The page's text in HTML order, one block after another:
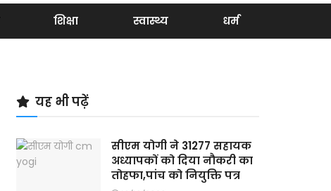
शिक्षा स्वास्थ्य धर्म
यह भी पढ़ें
सीएम योगी ने 31277 सहायक
अध्यापकों को दिया नौकरी का
तोहफा,पांच को नियुक्ति पत्र